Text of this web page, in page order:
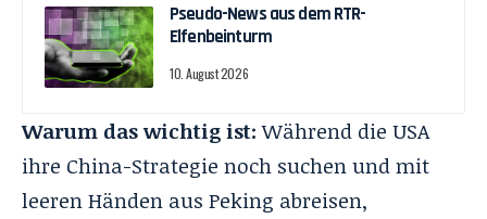
Pseudo-News aus dem RTR-
Elfenbeinturm
10. August 2026
Warum das wichtig ist:Während die USA
ihre China-Strategie noch suchen und mit
leeren Händen aus Peking abreisen,